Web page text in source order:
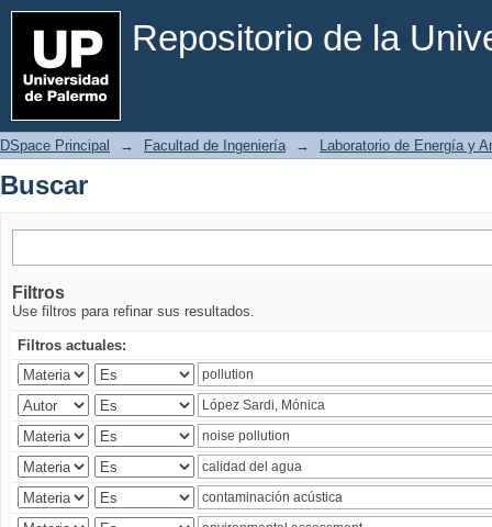
Repositorio de la
Buscar
DSpace Principal → Facultad de Ingeniería → Laboratorio de Energía y
Buscar
Filtros
Use filtros para refinar sus resultados.
Filtros actuales: